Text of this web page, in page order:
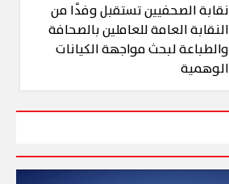
نقابة الصحفيين تستقبل وفدًا من
النقابة العامة للعاملين بالصحافة
والطباعة لبحث مواجهة الكيانات
الوهمية